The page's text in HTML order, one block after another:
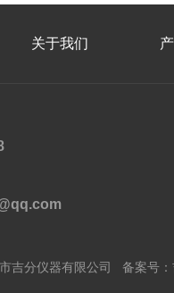
关于我们
吉分仪器有限公司 备案号：